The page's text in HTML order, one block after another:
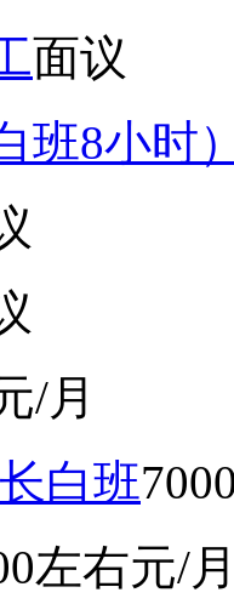
面议
班8小时
/月
白班
左右元/